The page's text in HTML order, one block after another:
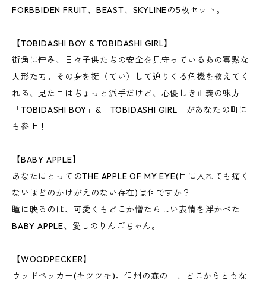
FORBBIDEN FRUIT、BEAST、SKYLINEの5枚セット。
【TOBIDASHI BOY & TOBIDASHI GIRL】
街角に佇み、日々子供たちの安全を見守っているあの寡黙な
人形たち。その身を挺（てい）して迫りくる危機を教えてく
れる、見た目はちょっと派手だけど、心優しき正義の味方
「TOBIDASHI BOY」&「TOBIDASHI GIRL」があなたの町に
も参上！
【BABY APPLE】
あなたにとってのTHE APPLE OF MY EYE(目に入れても痛く
ないほどのかけがえのない存在)は何ですか？
瞳に映るのは、可愛くもどこか憎たらしい表情を浮かべた
BABY APPLE、愛しのりんごちゃん。
【WOODPECKER】
ウッドペッカー(キツツキ)。信州の森の中、どこからともな